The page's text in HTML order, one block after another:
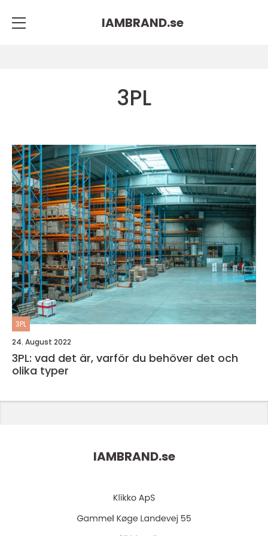
IAMBRAND.se
3PL
3PL
24. August 2022
3PL: vad det är, varför du behöver det och
olika typer
IAMBRAND.se